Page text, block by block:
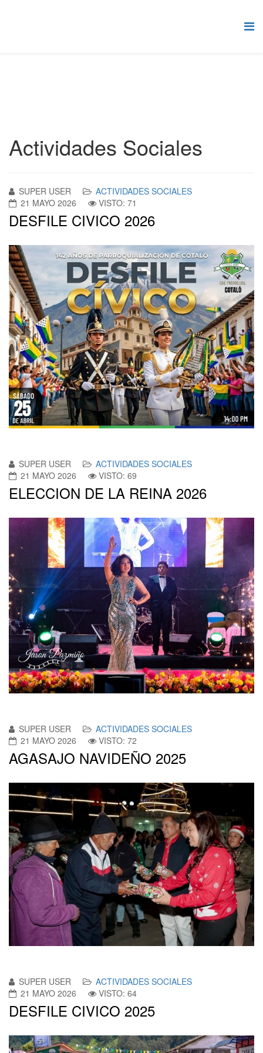
Actividades Sociales
SUPER USER
ACTIVIDADES SOCIALES
21 MAYO 2026
VISTO: 71
DESFILE CIVICO 2026
SUPER USER
ACTIVIDADES SOCIALES
21 MAYO 2026
VISTO: 69
ELECCION DE LA REINA 2026
SUPER USER
ACTIVIDADES SOCIALES
21 MAYO 2026
VISTO: 72
AGASAJO NAVIDEÑO 2025
SUPER USER
ACTIVIDADES SOCIALES
21 MAYO 2026
VISTO: 64
DESFILE CIVICO 2025